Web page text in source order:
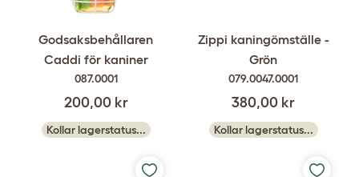
Godsaksbehållaren
Caddi för kaniner
087.0001
200,00 kr
Kollar lagerstatus...
Zippi kaningömställe -
Grön
079.0047.0001
380,00 kr
Kollar lagerstatus...